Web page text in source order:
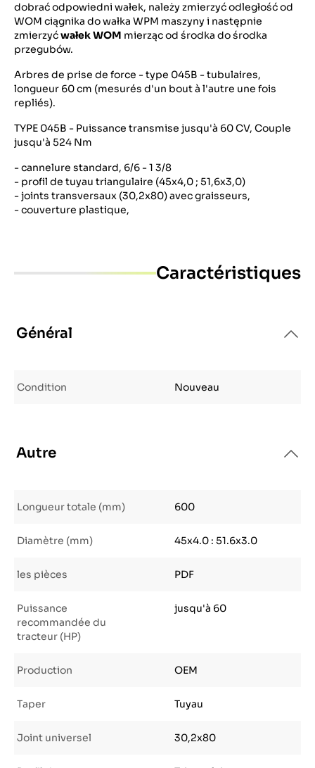
dobrać odpowiedni wałek, należy zmierzyć odległość od
WOM ciągnika do wałka WPM maszyny i następnie
zmierzyćwałek WOM mierząc od środka do środka
przegubów.
Arbres de prise de force - type 045B - tubulaires,
longueur 60 cm (mesurés d'un bout à l'autre une fois
repliés).
TYPE 045B - Puissance transmise jusqu'à 60 CV, Couple
jusqu'à 524 Nm
- cannelure standard, 6/6 - 1 3/8
- profil de tuyau triangulaire (45x4,0 ; 51,6x3,0)
- joints transversaux (30,2x80) avec graisseurs,
- couverture plastique,
Caractéristiques
Général
Condition Nouveau
Autre
Longueur totale (mm) 600
Diamètre (mm) 45x4.0 : 51.6x3.0
les pièces PDF
Puissance
recommandée du
tracteur (HP)
jusqu'à 60
Production OEM
Taper Tuyau
Joint universel 30,2x80